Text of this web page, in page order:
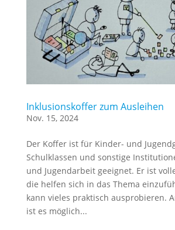
Inklusionskoffer zum Ausleihen
Nov. 15, 2024
Der Koffer ist für Kinder- und
Schulklassen und sonstige
und Jugendarbeit geeignet. Er ist
die helfen sich in das Thema
kann vieles praktisch ausprobieren.
ist es möglich...